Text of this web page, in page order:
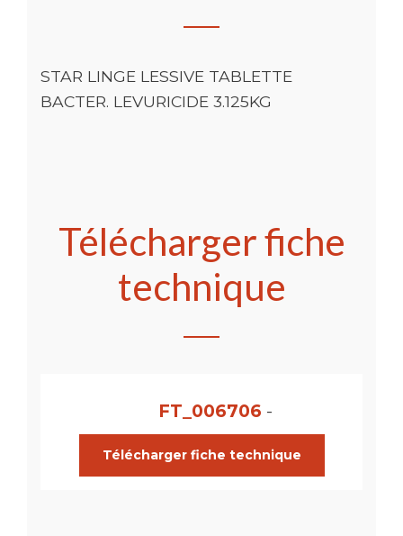
STAR LINGE LESSIVE TABLETTE
BACTER. LEVURICIDE 3.125KG
Télécharger fiche
technique
FT_006706 -
Télécharger fiche technique